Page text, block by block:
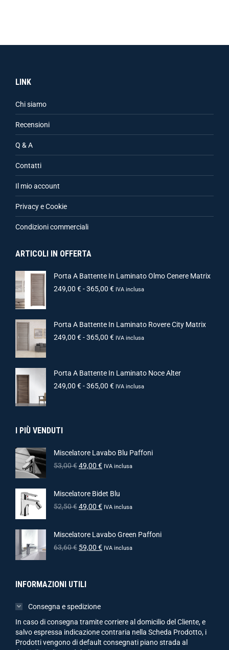
LINK
Chi siamo
Recensioni
Q & A
Contatti
Il mio account
Privacy e Cookie
Condizioni commerciali
ARTICOLI IN OFFERTA
Porta A Battente In Laminato Olmo Cenere Matrix
249,00 €-365,00 € IVA inclusa
Porta A Battente In Laminato Rovere City Matrix
249,00 €-365,00 € IVA inclusa
Porta A Battente In Laminato Noce Alter
249,00 €-365,00 € IVA inclusa
I PIÙ VENDUTI
Miscelatore Lavabo Blu Paffoni
53,00€49,00 € IVA inclusa
Miscelatore Bidet Blu
52,50€49,00 € IVA inclusa
Miscelatore Lavabo Green Paffoni
63,60€ 59,00 € IVA inclusa
INFORMAZIONI UTILI
Consegna e spedizione
In caso di consegna tramite corriere al domicilio del Cliente, e
salvo espressa indicazione contraria nella Scheda Prodotto, i
Prodotti vengono di default consegnati piano strada al